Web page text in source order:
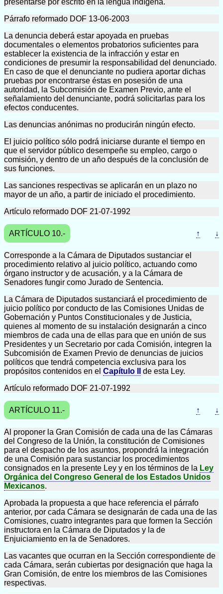
Párrafo reformado DOF 13-06-2003
La denuncia deberá estar apoyada en pruebas
documentales o elementos probatorios suficientes para
establecer la existencia de la infracción y estar en
condiciones de presumir la responsabilidad del denunciado.
En caso de que el denunciante no pudiera aportar dichas
pruebas por encontrarse éstas en posesión de una
autoridad, la Subcomisión de Examen Previo, ante el
señalamiento del denunciante, podrá solicitarlas para los
efectos conducentes.
Las denuncias anónimas no producirán ningún efecto.
El juicio político sólo podrá iniciarse durante el tiempo en
que el servidor público desempeñe su empleo, cargo o
comisión, y dentro de un año después de la conclusión de
sus funciones.
Las sanciones respectivas se aplicarán en un plazo no
mayor de un año, a partir de iniciado el procedimiento.
Artículo reformado DOF 21-07-1992
ARTÍCULO 10.- ↑ ↓
Corresponde a la Cámara de Diputados sustanciar el
procedimiento relativo al juicio político, actuando como
órgano instructor y de acusación, y a la Cámara de
Senadores fungir como Jurado de Sentencia.
La Cámara de Diputados sustanciará el procedimiento de
juicio político por conducto de las Comisiones Unidas de
Gobernación y Puntos Constitucionales y de Justicia,
quienes al momento de su instalación designarán a cinco
miembros de cada una de ellas para que en unión de sus
Presidentes y un Secretario por cada Comisión, integren la
Subcomisión de Examen Previo de denuncias de juicios
políticos que tendrá competencia exclusiva para los
propósitos contenidos en el Capítulo II
de esta Ley.
Artículo reformado DOF 21-07-1992
ARTÍCULO 11.- ↑ ↓
Al proponer la Gran Comisión de cada una de las Cámaras
del Congreso de la Unión, la constitución de Comisiones
para el despacho de los asuntos, propondrá la integración
de una Comisión para sustanciar los procedimientos
consignados en la presente Ley y en los términos de la Ley
Orgánica del Congreso General de los Estados Unidos
Mexicanos.
Aprobada la propuesta a que hace referencia el párrafo
anterior, por cada Cámara se designarán de cada una de las
Comisiones, cuatro integrantes para que formen la Sección
instructora en la Cámara de Diputados y la de
Enjuiciamiento en la de Senadores.
Las vacantes que ocurran en la Sección correspondiente de
cada Cámara, serán cubiertas por designación que haga la
Gran Comisión, de entre los miembros de las Comisiones
respectivas.